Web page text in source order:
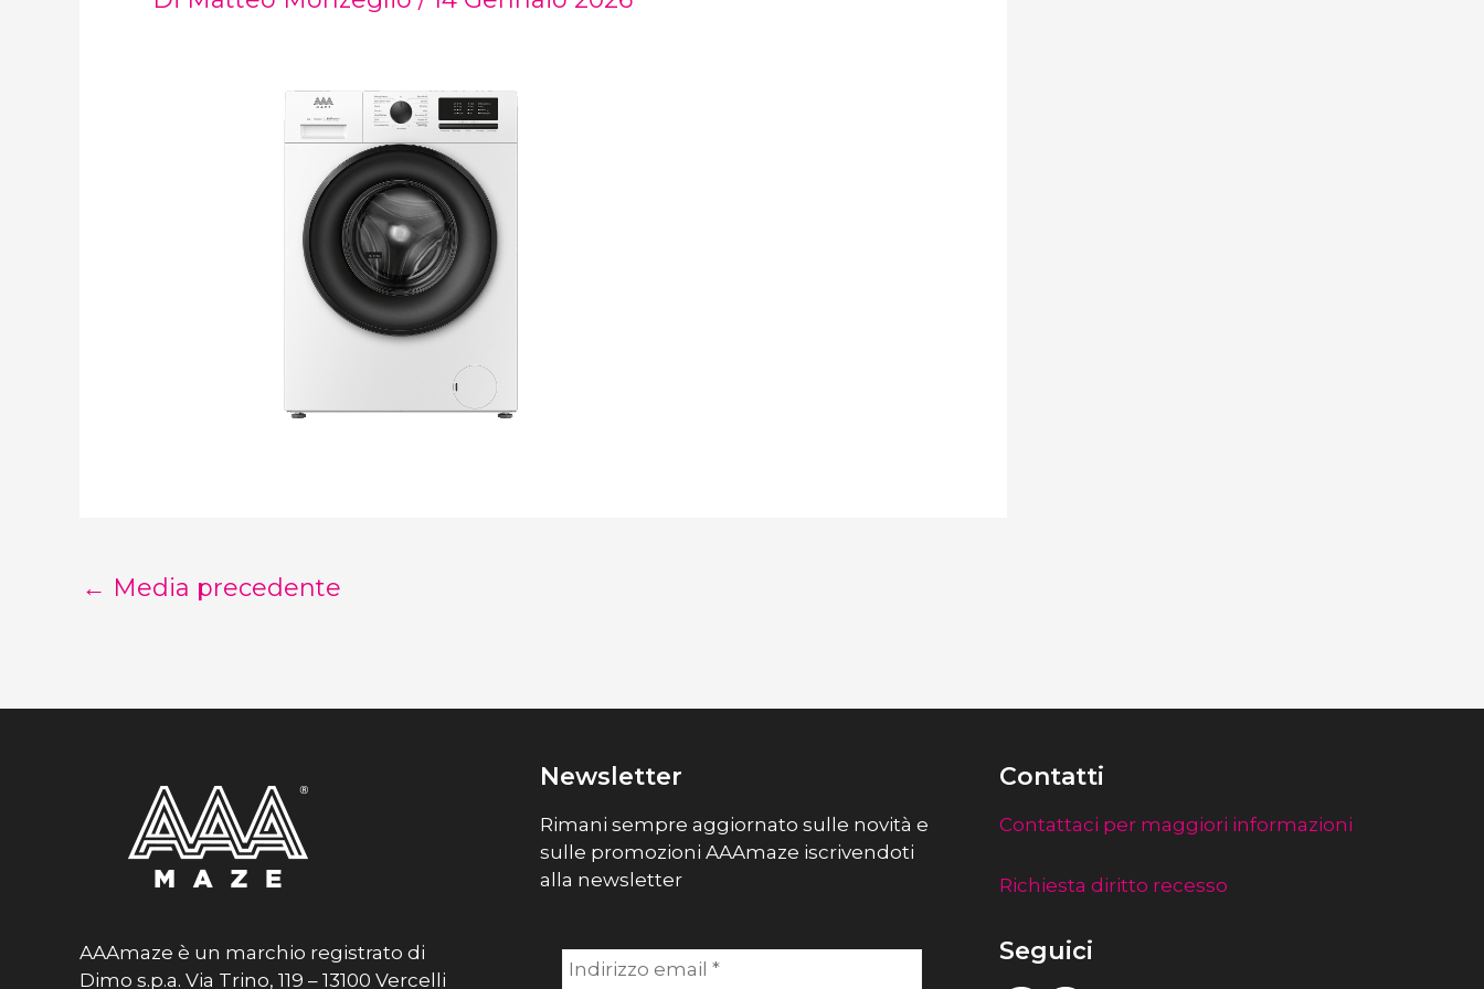
← Media precedente
AAAmaze è un marchio registrato di
Dimo s.p.a. Via Trino, 119 – 13100 Vercelli
Newsletter
Rimani sempre aggiornato sulle novità e
sulle promozioni AAAmaze iscrivendoti
alla newsletter
Contatti
Contattaci per maggiori informazioni
Richiesta diritto recesso
Seguici